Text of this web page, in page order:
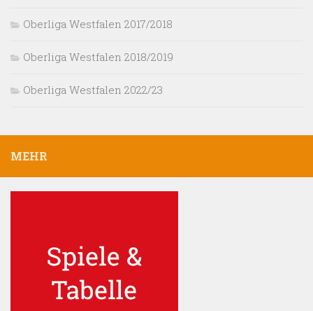
Oberliga Westfalen 2017/2018
Oberliga Westfalen 2018/2019
Oberliga Westfalen 2022/23
MEHR